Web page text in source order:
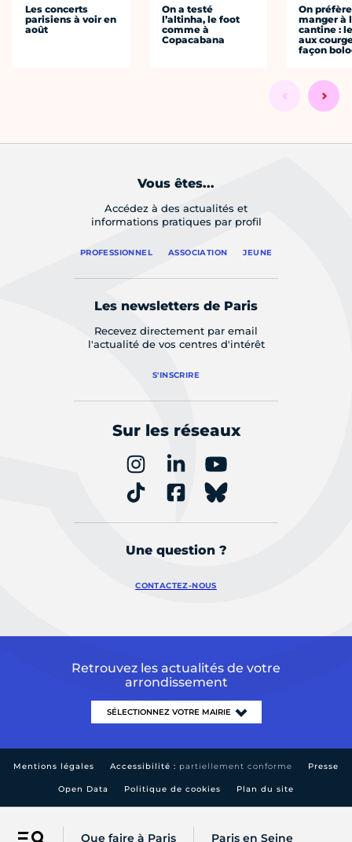
Que faire à Paris Paris en Seine
Les concerts
parisiens à voir en
août
On a testé
l’altinha, le foot
comme à
Copacabana
On préfère
manger à
cantine :
aux
façon
Vous êtes...
Accédez à des actualités et
informations pratiques par profil
PROFESSIONNEL ASSOCIATION JEUNE
Les newsletters de Paris
Recevez directement par email
l'actualité de vos centres d'intérêt
S'INSCRIRE
Sur les réseaux
Une question ?
CONTACTEZ-NOUS
Retrouvez les actualités de votre
arrondissement
Mentions légales Accessibilité : partiellement conforme Presse
Open Data Politique de cookies Plan du site